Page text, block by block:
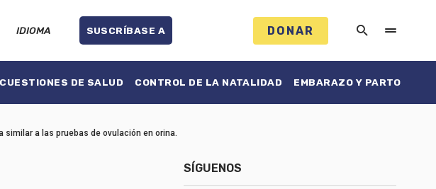
IDIOMA SUSCRÍBASE A DONAR
CUESTIONES DE SALUD CONTROL DE LA NATALIDAD EMBARAZO Y PARTO
a las pruebas de ovulación en orina.
SÍGUENOS